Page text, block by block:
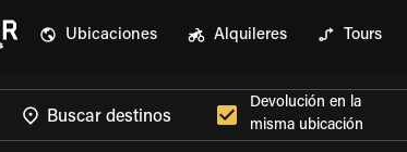
Ubicaciones Alquileres Tours
Devolución en la
misma ubicación